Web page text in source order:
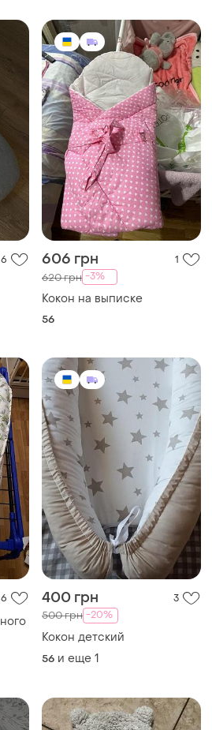
6 606 грн 1
620 грн -3%
Кокон на выписке
56
6 400 грн 3
500 грн -20%
Кокон детский
56 и еще 1